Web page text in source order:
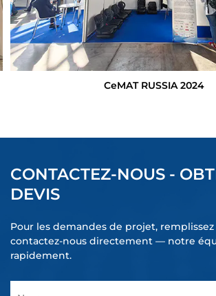
CeMAT RUSSIA 2024
CONTACTEZ-NOUS -
DEVIS
Pour les demandes de projet,
contactez-nous directement — notre
rapidement.